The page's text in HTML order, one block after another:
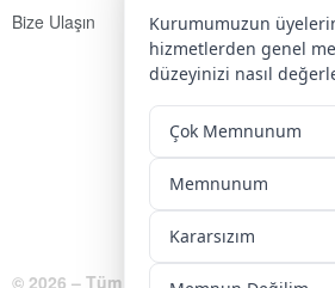
Bize Ulaşın
Yenice Mah. Atatürk Cad.
KIRŞEHİR / TÜRKİYE
0 386 213 11 86
0 544 213 11 86
bilgi@kirsehirtso.org.tr
© 2026 – Tüm Hakları Saklıdır.
Kurumumuzun
hizmetlerden genel
düzeyinizi nasıl
Çok Memnunum
Memnunum
Kararsızım